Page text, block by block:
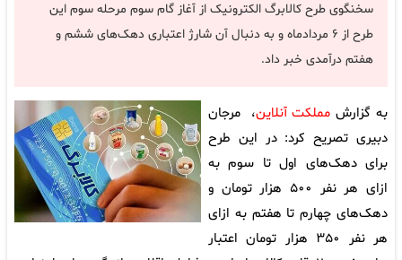
سخنگوی طرح کالابرگ الکترونیک از آغاز گام سوم مرحله سوم این
طرح از ۶ مردادماه و به دنبال آن شارژ اعتباری دهک‌های ششم و
هفتم درآمدی خبر داد.
به گزارش مملکت آنلاین، مرجان
دبیری تصریح کرد: در این طرح
برای دهک‌های اول تا سوم به
ازای هر نفر ۵۰۰ هزار تومان و
دهک‌های چهارم تا هفتم به ازای
هر نفر ۳۵۰ هزار تومان اعتبار